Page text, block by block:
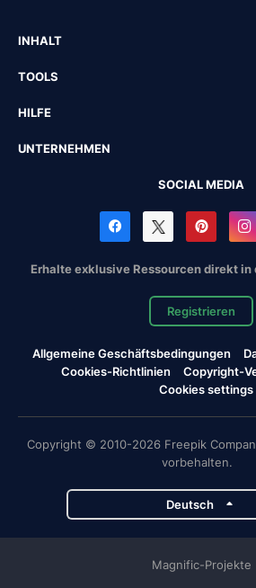
INHALT
TOOLS
HILFE
UNTERNEHMEN
SOCIAL MEDIA
Erhalte exklusive Ressourcen direkt in
Registrieren
Allgemeine Geschäftsbedingungen
Cookies-Richtlinien
Copyright-
Cookies settings
Copyright © 2010-2026 Freepik
vorbehalten.
Deutsch
Magnific-Projekte